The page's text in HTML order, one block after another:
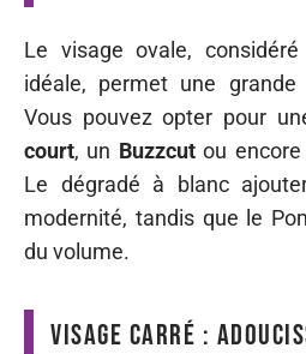
Le visage ovale,
idéale, permet une
Vous pouvez opter pour
court, un Buzzcutou encore
Le dégradé à blanc
modernité, tandis que le
du volume.
Visage carré :